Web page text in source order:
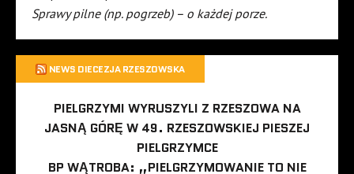
Sprawy pilne (np. pogrzeb) – o każdej porze.
NEWS DIECEZJA RZESZOWSKA
PIELGRZYMI WYRUSZYLI Z RZESZOWA NA
JASNĄ GÓRĘ W 49. RZESZOWSKIEJ PIESZEJ
PIELGRZYMCE
BP WĄTROBA: „PIELGRZYMOWANIE TO NIE